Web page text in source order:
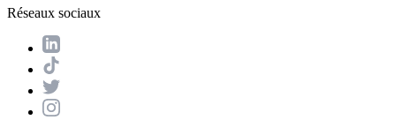
Réseaux sociaux